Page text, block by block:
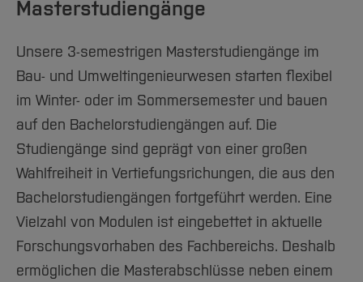
Masterstudiengänge
Unsere 3-semestrigen Masterstudiengänge im
Bau- und Umweltingenieurwesen starten flexibel
im Winter- oder im Sommersemester und bauen
auf den Bachelorstudiengängen auf. Die
Studiengänge sind geprägt von einer großen
Wahlfreiheit in Vertiefungsrichungen, die aus den
Bachelorstudiengängen fortgeführt werden. Eine
Vielzahl von Modulen ist eingebettet in aktuelle
Forschungsvorhaben des Fachbereichs. Deshalb
ermöglichen die Masterabschlüsse neben einem